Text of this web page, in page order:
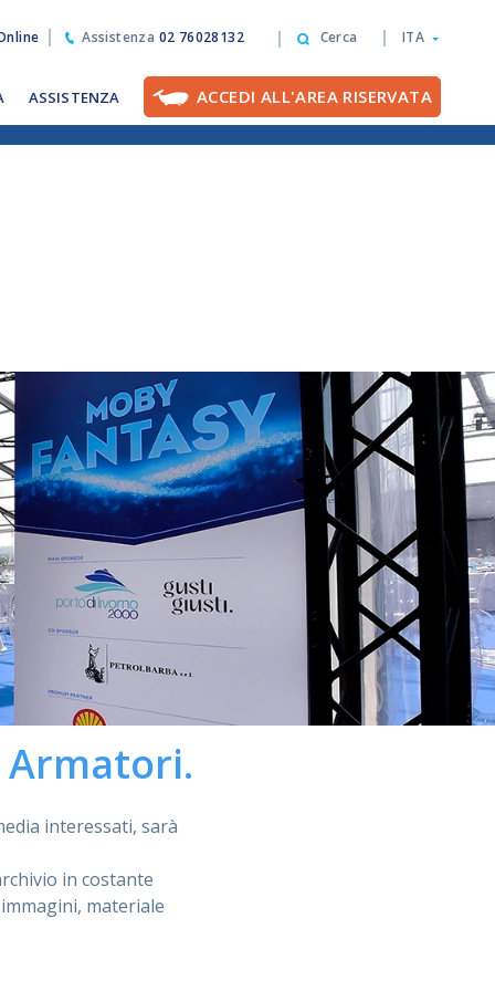
Cerca ITA
ASSISTENZA ACCEDI ALL'AREA RISERVATA
Assistenza 02 76028132
Armatori.
interessati, sarà
in costante
materiale